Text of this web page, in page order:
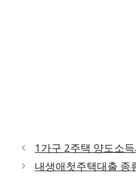
1가구 2주택 양도소
내생애첫주택대출 종